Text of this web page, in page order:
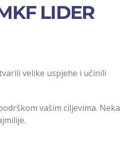
LIDER
velike uspjehe i učinili
vašim ciljevima. Neka